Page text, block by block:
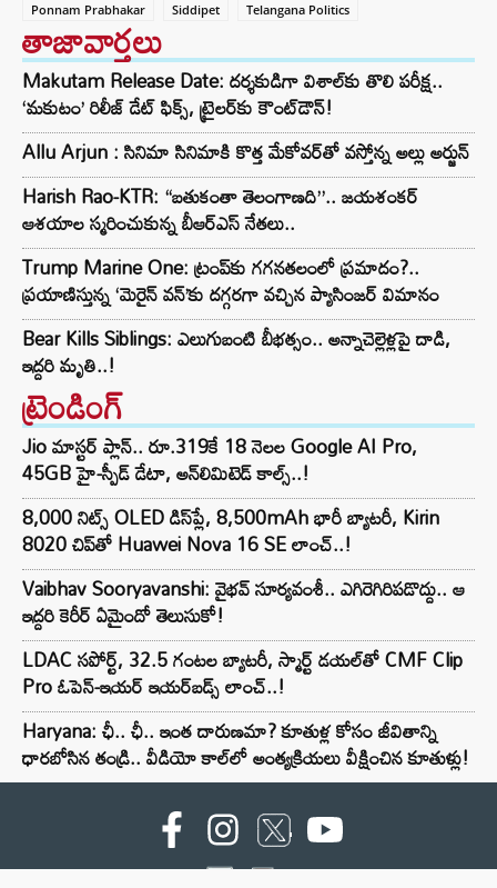
Ponnam Prabhakar
Siddipet Telangana Politics
తాజావార్తలు
Makutam Release Date: దర్శకుడిగా విశాల్‌కు తొలి పరీక్ష..
‘మకుటం’ రిలీజ్ డేట్ ఫిక్స్, ట్రైలర్‌కు కౌంట్‌డౌన్!
Allu Arjun : సినిమా సినిమాకి కొత్త మేకోవర్‌తో వస్తోన్న అల్లు అర్జున్
Harish Rao-KTR: “బతుకంతా తెలంగాణది”.. జయశంకర్
ఆశయాల స్మరించుకున్న బీఆర్ఎస్ నేతలు..
Trump Marine One: ట్రంప్‌కు గగనతలంలో ప్రమాదం?..
ప్రయాణిస్తున్న ‘మెరైన్ వన్’కు దగ్గరగా వచ్చిన ప్యాసింజర్ విమానం
Bear Kills Siblings: ఎలుగుబంటి బీభత్సం.. అన్నాచెల్లెళ్లపై దాడి,
ఇద్దరి మృతి..!
ట్రెండింగ్‌
Jio మాస్టర్ ప్లాన్.. రూ.319కే 18 నెలల Google AI Pro,
45GB హై-స్పీడ్ డేటా, అన్⁭లిమిటెడ్ కాల్స్..!
8,000 నిట్స్ OLED డిస్‌ప్లే, 8,500mAh భారీ బ్యాటరీ, Kirin
8020 చిప్‌తో Huawei Nova 16 SE లాంచ్..!
Vaibhav Sooryavanshi: వైభవ్ సూర్యవంశీ.. ఎగిరెగిరిపడొద్దు.. ఆ
ఇద్దరి కెరీర్ ఏమైందో తెలుసుకో!
LDAC సపోర్ట్, 32.5 గంటల బ్యాటరీ, స్మార్ట్ డయల్‌తో CMF Clip
Pro ఓపెన్-ఇయర్ ఇయర్‌బడ్స్ లాంచ్..!
Haryana: ఛీ.. ఛీ.. ఇంత దారుణమా? కూతుళ్ల కోసం జీవితాన్ని
ధారబోసిన తండ్రి.. వీడియో కాల్‌లో అంత్యక్రియలు వీక్షించిన కూతుళ్లు!